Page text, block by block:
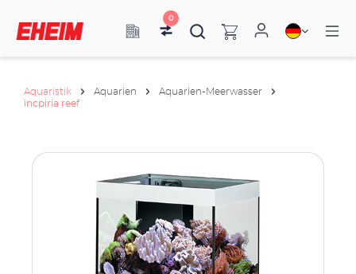
0
Aquaristik Aquarien
Aquarien-Meerwasser
incpiria reef